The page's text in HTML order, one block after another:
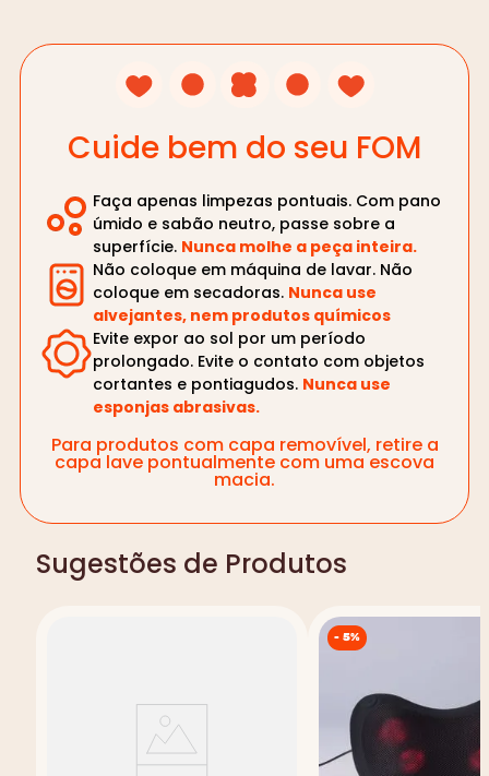
Cuide bem do seu FOM
Faça apenas limpezas pontuais. Com pano
úmido e sabão neutro, passe sobre a
superfície. Nunca molhe a peça inteira.
Não coloque em máquina de lavar. Não
coloque em secadoras. Nunca use
alvejantes, nem produtos químicos
Evite expor ao sol por um período
prolongado. Evite o contato com objetos
cortantes e pontiagudos. Nunca use
esponjas abrasivas.
Para produtos com capa removível, retire a
capa lave pontualmente com uma escova
macia.
Sugestões de Produtos
- 5%